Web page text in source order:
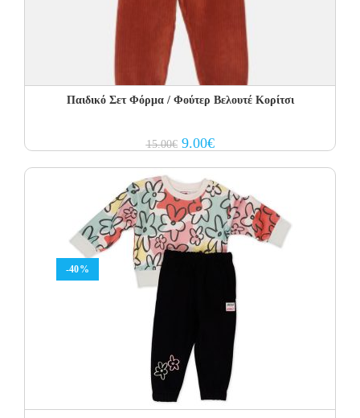
Παιδικό Σετ Φόρμα / Φούτερ Βελουτέ Κορίτσι
15.00€ Original
price
9.00€Current
price
-40%